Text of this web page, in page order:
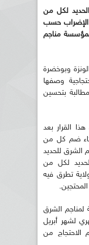
لكل من
الإضراب حسب
لمؤسسة مناجم
وبوخضرة
وصفها
للمطالبة بتحسين
القرار بعد
ضم كل من
الشرق للحديد
لكل من
تطرق فيه
لمناجم الشرق
لشهر أبريل
الاحتجاج من